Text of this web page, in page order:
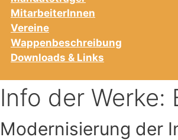
MitarbeiterInnen
Vereine
Wappenbeschreibung
Downloads & Links
Info der Werke:
Modernisierung der